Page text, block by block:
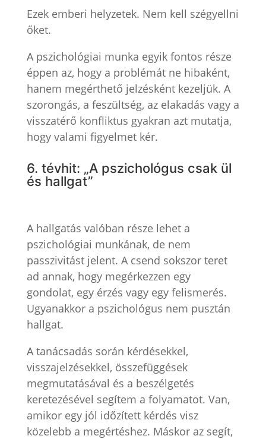
Ezek emberi helyzetek. Nem kell szégyellni
őket.
A pszichológiai munka egyik fontos része
éppen az, hogy a problémát ne hibaként,
hanem megérthető jelzésként kezeljük. A
szorongás, a feszültség, az elakadás vagy a
visszatérő konfliktus gyakran azt mutatja,
hogy valami figyelmet kér.
6. tévhit: „A pszichológus csak ül
és hallgat”
A hallgatás valóban része lehet a
pszichológiai munkának, de nem
passzivitást jelent. A csend sokszor teret
ad annak, hogy megérkezzen egy
gondolat, egy érzés vagy egy felismerés.
Ugyanakkor a pszichológus nem pusztán
hallgat.
A tanácsadás során kérdésekkel,
visszajelzésekkel, összefüggések
megmutatásával és a beszélgetés
keretezésével segítem a folyamatot. Van,
amikor egy jól időzített kérdés visz
közelebb a megértéshez. Máskor az segít,